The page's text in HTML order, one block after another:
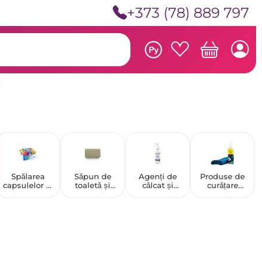
+373 (78) 889 797
Ру
Spălarea
capsulelor și
Săpun de
toaletă și
Agenți de
călcat și
Produse de
curățare